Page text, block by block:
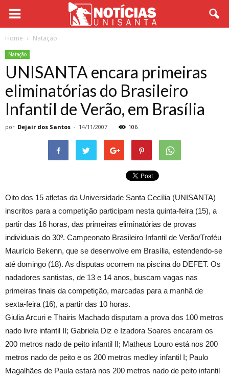
Home Natação
Natação
UNISANTA encara primeiras
eliminatórias do Brasileiro
Infantil de Verão, em Brasília
por Dejair dos Santos - 14/11/2007 106
Oito dos 15 atletas da Universidade Santa Cecília (UNISANTA)
inscritos para a competição participam nesta quinta-feira (15), a
partir das 16 horas, das primeiras eliminatórias de provas
individuais do 30º. Campeonato Brasileiro Infantil de Verão/Troféu
Maurício Bekenn, que se desenvolve em Brasília, estendendo-se
até domingo (18). As disputas ocorrem na piscina do DEFET. Os
nadadores santistas, de 13 e 14 anos, buscam vagas nas
primeiras finais da competição, marcadas para a manhã de
sexta-feira (16), a partir das 10 horas.
Giulia Arcuri e Thairis Machado disputam a prova dos 100 metros
nado livre infantil II; Gabriela Diz e Izadora Soares encaram os
200 metros nado de peito infantil II; Matheus Louro está nos 200
metros nado de peito e os 200 metros medley infantil I; Paulo
Magalhães de Paula estará nos 200 metros nado de peito infantil